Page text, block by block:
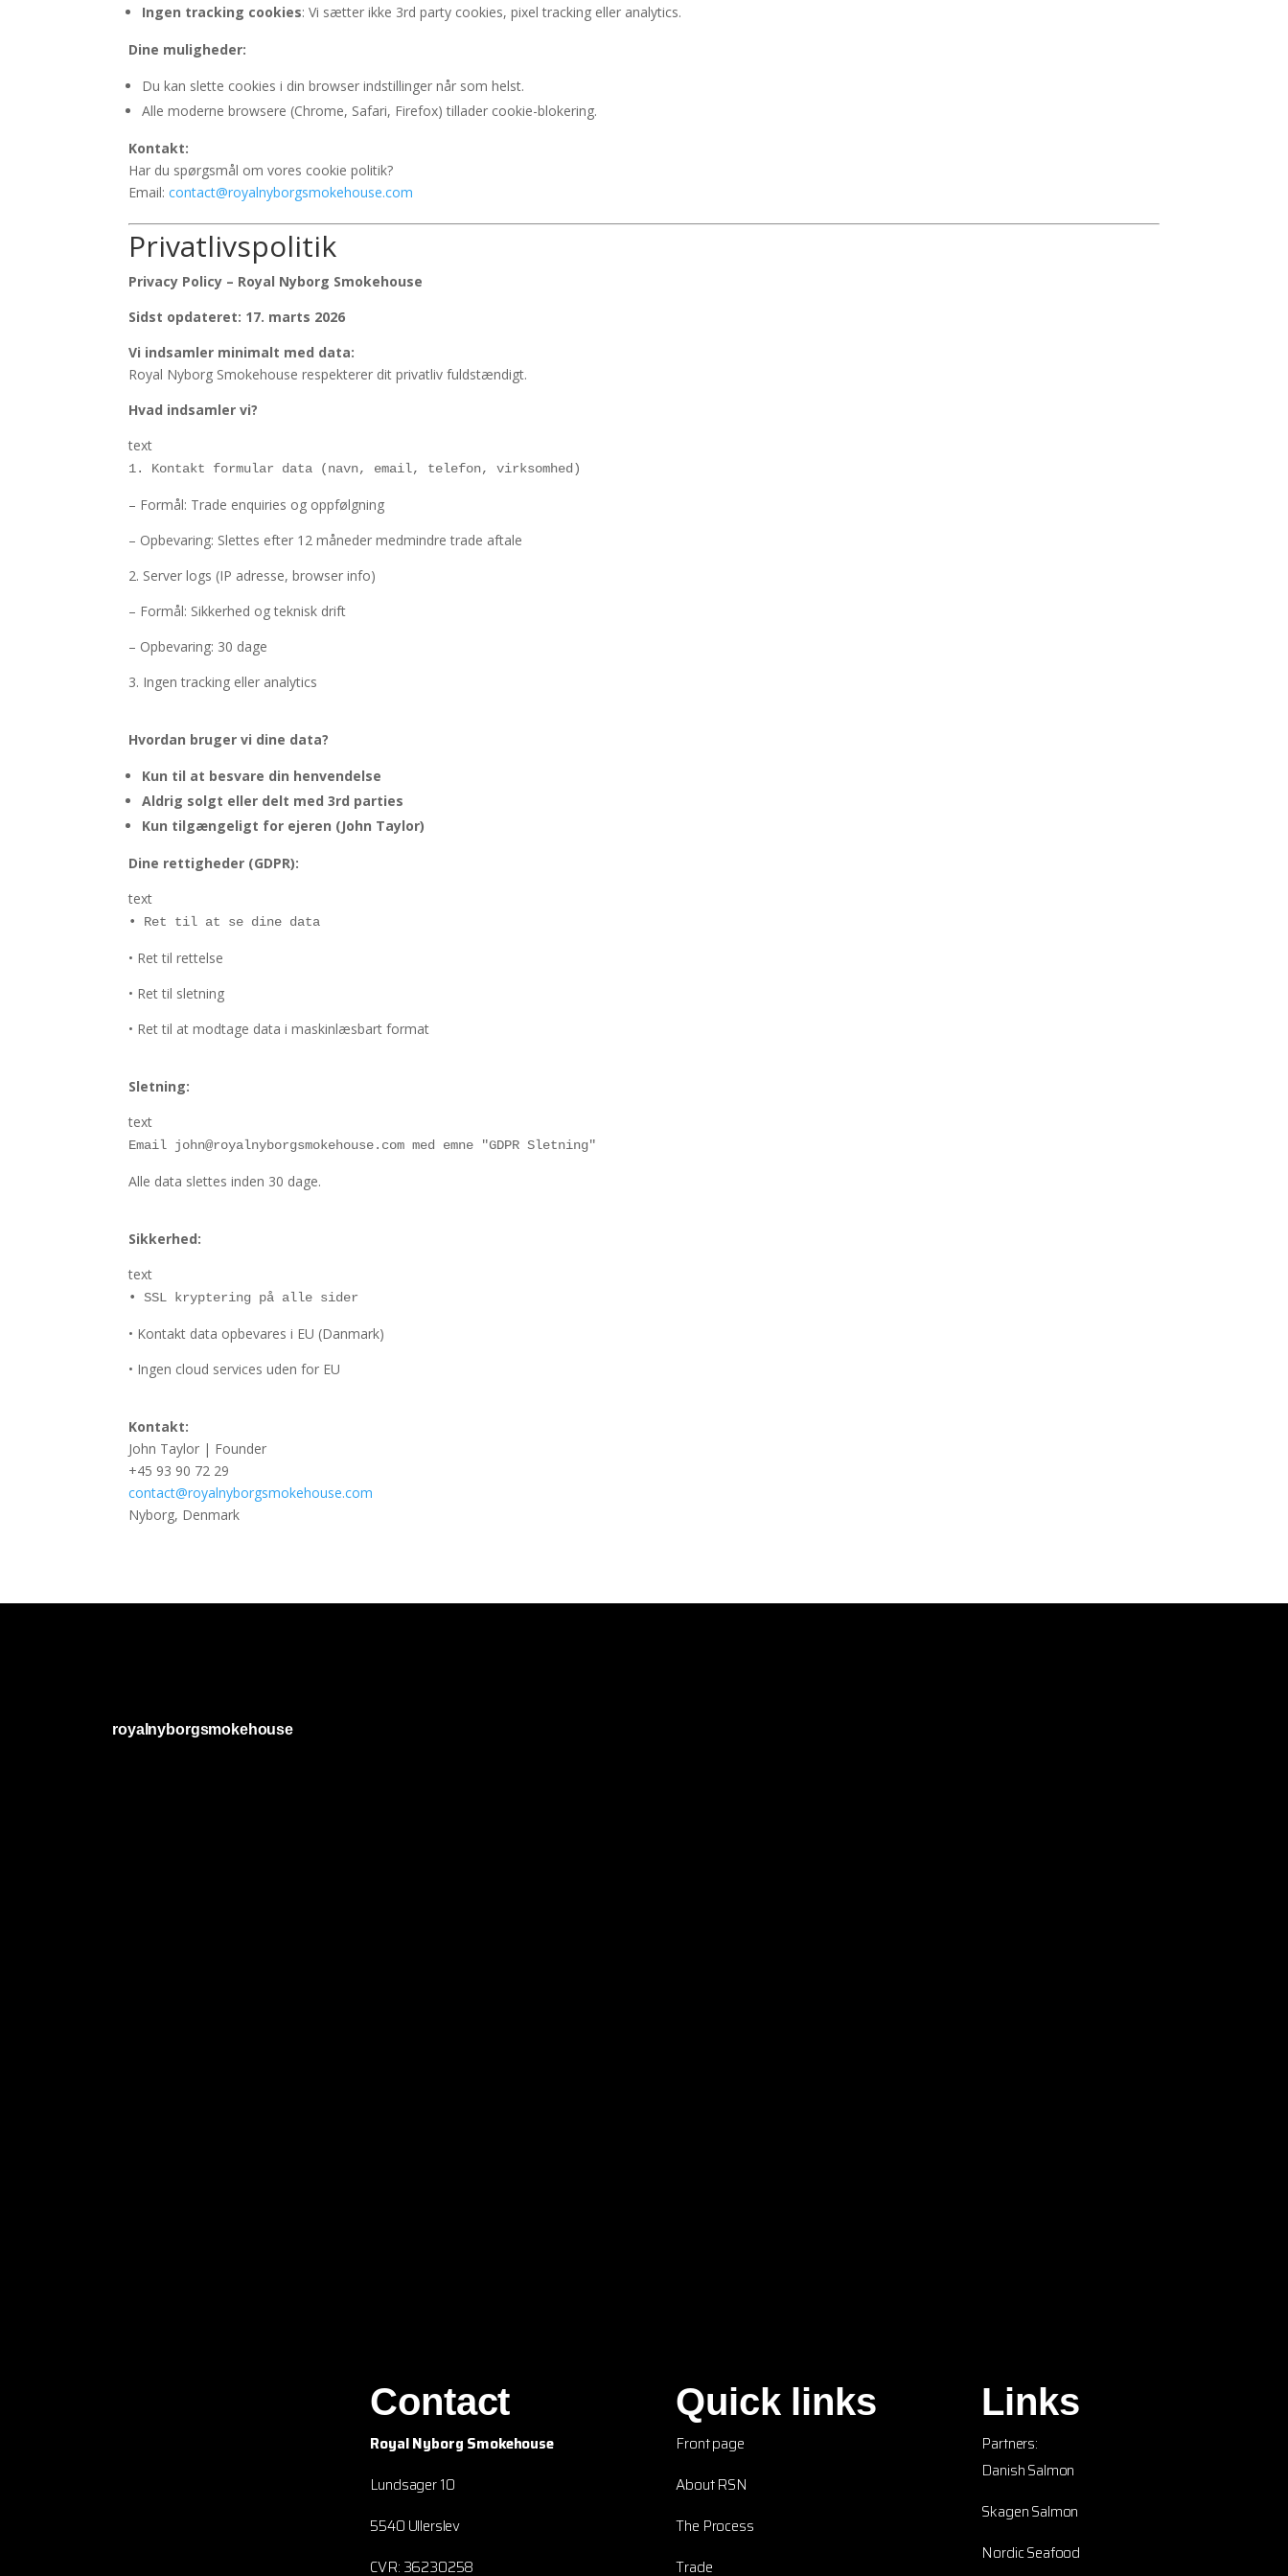
Ingen tracking cookies: Vi sætter ikke 3rd party cookies, pixel tracking eller analytics.
Dine muligheder:
Du kan slette cookies i din browser indstillinger når som helst.
Alle moderne browsere (Chrome, Safari, Firefox) tillader cookie-blokering.
Kontakt:
Har du spørgsmål om vores cookie politik?
Email: contact@royalnyborgsmokehouse.com
Privatlivspolitik
Privacy Policy – Royal Nyborg Smokehouse
Sidst opdateret: 17. marts 2026
Vi indsamler minimalt med data:
Royal Nyborg Smokehouse respekterer dit privatliv fuldstændigt.
Hvad indsamler vi?
text
1. Kontakt formular data (navn, email, telefon, virksomhed)
– Formål: Trade enquiries og oppfølgning
– Opbevaring: Slettes efter 12 måneder medmindre trade aftale
2. Server logs (IP adresse, browser info)
– Formål: Sikkerhed og teknisk drift
– Opbevaring: 30 dage
3. Ingen tracking eller analytics
Hvordan bruger vi dine data?
Kun til at besvare din henvendelse
Aldrig solgt eller delt med 3rd parties
Kun tilgængeligt for ejeren (John Taylor)
Dine rettigheder (GDPR):
text
• Ret til at se dine data
• Ret til rettelse
• Ret til sletning
• Ret til at modtage data i maskinlæsbart format
Sletning:
text
Email john@royalnyborgsmokehouse.com med emne "GDPR Sletning"
Alle data slettes inden 30 dage.
Sikkerhed:
text
• SSL kryptering på alle sider
• Kontakt data opbevares i EU (Danmark)
• Ingen cloud services uden for EU
Kontakt:
John Taylor | Founder
+45 93 90 72 29
contact@royalnyborgsmokehouse.com
Nyborg, Denmark
royalnyborgsmokehouse
Contact
Royal Nyborg Smokehouse
Lundsager 10
5540 Ullerslev
CVR: 36230258
Quick links
Front page
About RSN
The Process
Trade
Links
Partners:
Danish Salmon
Skagen Salmon
Nordic Seafood